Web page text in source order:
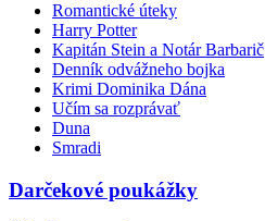
Romantické úteky
Harry Potter
Kapitán Stein a Notár Barbarič
Denník odvážneho bojka
Krimi Dominika Dána
Učím sa rozprávať
Duna
Smradi
Darčekové poukážky